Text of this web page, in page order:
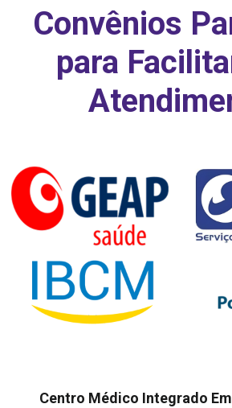
Convênios
para
Centro Médico Integrado